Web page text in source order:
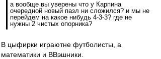
а вообще вы уверены что у Карпина
очередной новый пазл ни сложился? и мы не
перейдем на какое нибудь 4-3-3? где не
нужны 2 чистых опорника?
В цыфирки играютне футболисты, а
математики и ВВэшники.